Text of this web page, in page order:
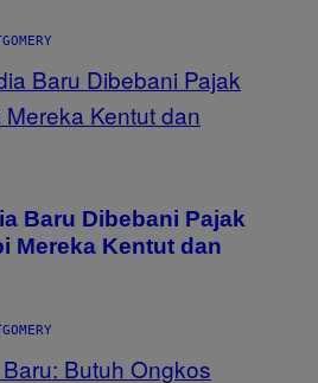
Baru Dibebani Pajak
Mereka Kentut dan